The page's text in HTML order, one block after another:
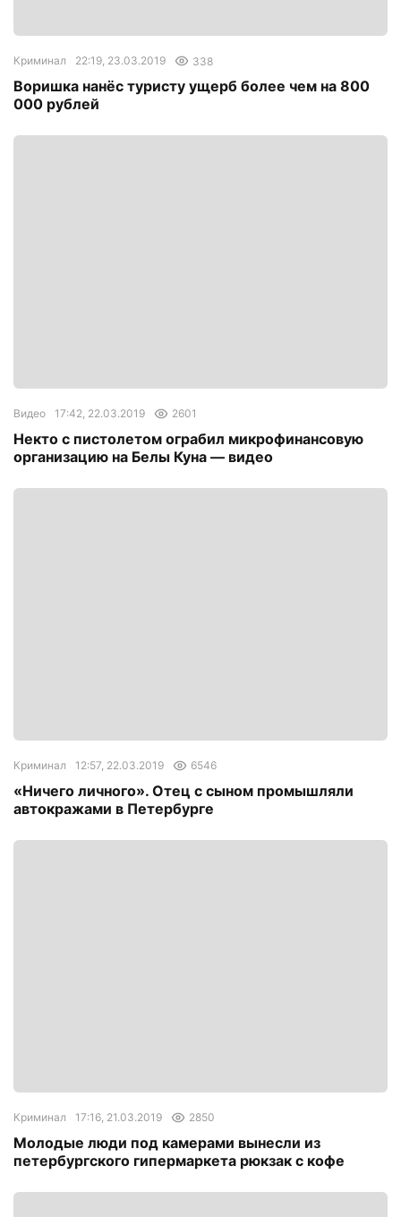
Криминал 22:19, 23.03.2019 338
Воришка нанёс туристу ущерб более чем на 800
000 рублей
Видео 17:42, 22.03.2019 2601
Некто с пистолетом ограбил микрофинансовую
организацию на Белы Куна — видео
Криминал 12:57, 22.03.2019 6546
«Ничего личного». Отец с сыном промышляли
автокражами в Петербурге
Криминал 17:16, 21.03.2019 2850
Молодые люди под камерами вынесли из
петербургского гипермаркета рюкзак с кофе